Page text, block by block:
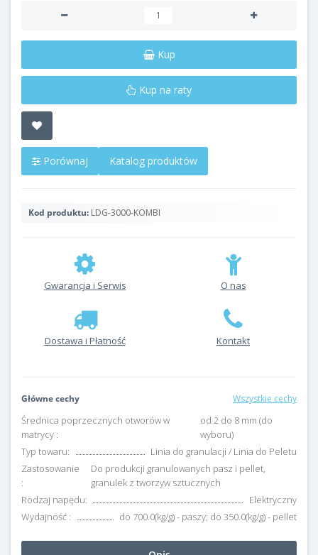
Kup
Kup na raty
Porównaj Katalog produktów
Kod produktu: LDG-3000-KOMBI
Gwarancja i Serwis O nas
Dostawa i Płatność Kontakt
Główne cechy Wszystkie cechy
Średnica poprzecznych otworów w
matrycy :
od 2 do 8 mm (do
wyboru)
Typ towaru:
Linia do granulacji / Linia do Peletu
Zastosowanie
:
Do produkcji granulowanych pasz i pellet,
granulek z tworzyw sztucznych
Rodzaj napędu:
Elektryczny
Wydajność :
do 700.0(kg/g) - paszy; do 350.0(kg/g) - pellet